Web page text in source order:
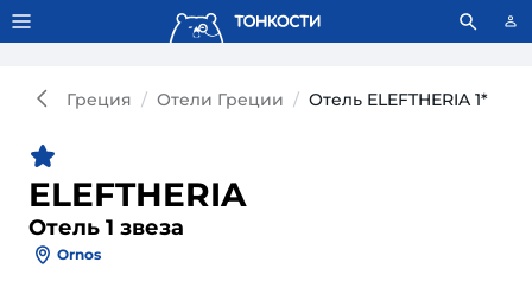
Тонкости используют сookie-файлы. Что это значит?
Греция Отели Греции Отель ELEFTHERIA 1*
ELEFTHERIA
Отель 1 звеза
Ornos